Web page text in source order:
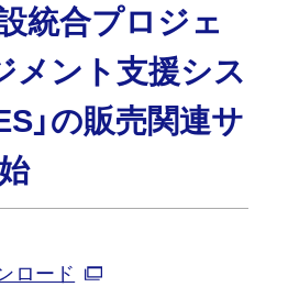
統合プロジェ
メント支援シス
」の販売関連サ
ロード